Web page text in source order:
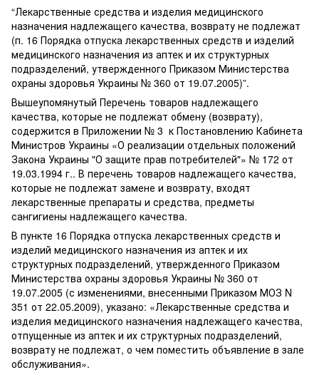
“Лекарственные средства и изделия медицинского
назначения надлежащего качества, возврату не подлежат
(п. 16 Порядка отпуска лекарственных средств и изделий
медицинского назначения из аптек и их структурных
подразделений, утвержденного Приказом Министерства
охраны здоровья Украины № 360 от 19.07.2005)”.
Вышеупомянутый Перечень товаров надлежащего
качества, которые не подлежат обмену (возврату),
содержится в Приложении № 3 к Постановлению Кабинета
Министров Украины «О реализации отдельных положений
Закона Украины "О защите прав потребителей"» № 172 от
19.03.1994 г.. В перечень товаров надлежащего качества,
которые не подлежат замене и возврату, входят
лекарственные препараты и средства, предметы
сангигиены надлежащего качества.
В пункте 16 Порядка отпуска лекарственных средств и
изделий медицинского назначения из аптек и их
структурных подразделений, утвержденного Приказом
Министерства охраны здоровья Украины № 360 от
19.07.2005 (с изменениями, внесенными Приказом МОЗ N
351 от 22.05.2009), указано: «Лекарственные средства и
изделия медицинского назначения надлежащего качества,
отпущенные из аптек и их структурных подразделений,
возврату не подлежат, о чем поместить объявление в зале
обслуживания».